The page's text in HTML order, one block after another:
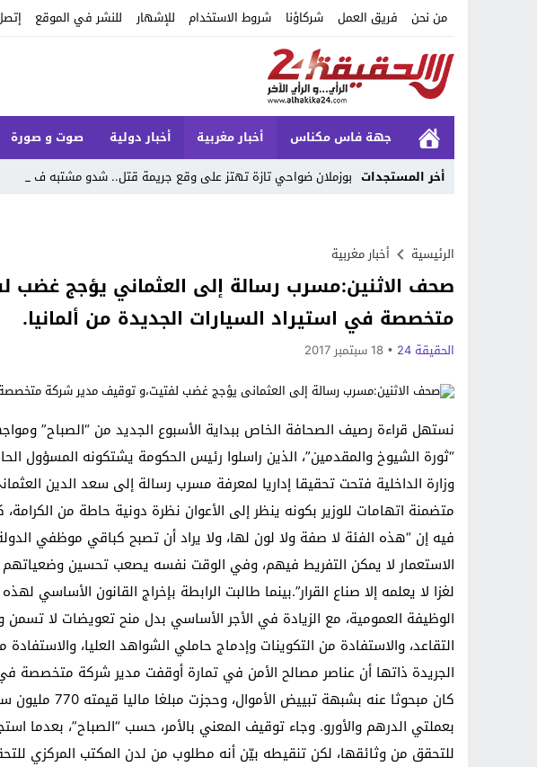
من نحن فريق العمل شركاؤنا شروط الاستخدام للإشهار للنشر في الموقع
جهة فاس مكناس أخبار مغربية أخبار دولية صوت و صورة
أخر المستجدات بوزملان ضواحي تازة تهتز على وقع جريمة قتل.. شدو مشتبه فيه
Previous
Next
الرئيسية أخبار مغربية
صحف الاثنين:مسرب رسالة إلى العثماني يؤجج غضب
متخصصة في استيراد السيارات الجديدة من ألمانيا.
الحقيقة 24 18 سبتمبر 2017
نستهل قراءة رصيف الصحافة الخاص ببداية الأسبوع الجديد من “الصباح”
“ثورة الشيوخ والمقدمين”، الذين راسلوا رئيس الحكومة يشتكونه المسؤول
وزارة الداخلية فتحت تحقيقا إداريا لمعرفة مسرب رسالة إلى سعد الدين
متضمنة اتهامات للوزير بكونه ينظر إلى الأعوان نظرة دونية حاطة من
فيه إن “هذه الفئة لا صفة ولا لون لها، ولا يراد أن تصبح كباقي موظفي
الاستعمار لا يمكن التفريط فيهم، وفي الوقت نفسه يصعب تحسين وضعياتهم
لغزا لا يعلمه إلا صناع القرار”.بينما طالبت الرابطة بإخراج القانون الأساسي
الوظيفة العمومية، مع الزيادة في الأجر الأساسي بدل منح تعويضات لا تسمن
التقاعد، والاستفادة من التكوينات وإدماج حاملي الشواهد العليا،
الجريدة ذاتها أن عناصر مصالح الأمن في تمارة أوقفت مدير شركة متخصصة في
كان مبحوثا عنه
بعملتي الدرهم والأورو. وجاء توقيف المعني بالأمر، حسب “الصباح”، بعدما
للتحقق من وثائقها، لكن تنقيطه بيّن أنه مطلوب من لدن المكتب المركزي